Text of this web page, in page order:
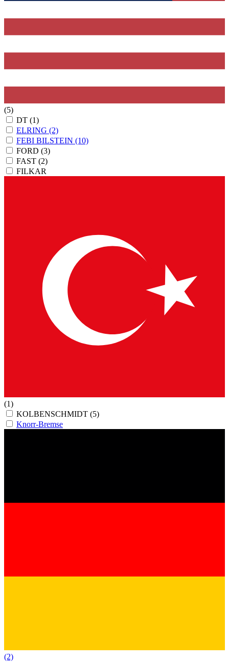
(5)
DT (1)
ELRING (2)
FEBI BILSTEIN (10)
FORD (3)
FAST (2)
FILKAR
(1)
KOLBENSCHMIDT (5)
Knorr-Bremse
(2)